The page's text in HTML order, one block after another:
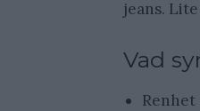
jeans.
Vad
Renhet